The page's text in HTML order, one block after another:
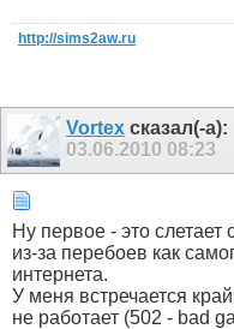
http://sims2aw.ru
Vortex сказал(-а):
03.06.2010 08:23
Ну первое - это
из-за перебоев как
интернета.
У меня встречается
не работает (502 - bad